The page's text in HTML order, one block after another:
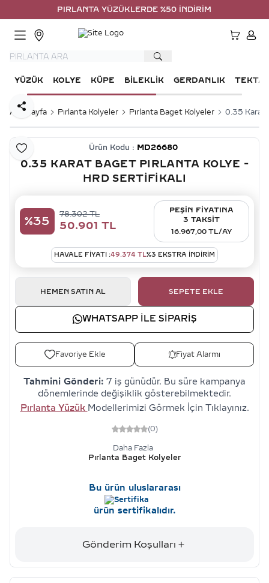
PIRLANTA YÜZÜKLERDE %50 İNDİRİM
YÜZÜK KOLYE KÜPE BILEKLIK GERDANLIK TEKTAŞ
Ana Sayfa Pırlanta Kolyeler Pırlanta Baget Kolyeler 0.35 Karat
Favoriye Ekle
Paylaş
Ürün Kodu : MD26680
0.35 KARAT BAGET PIRLANTA KOLYE -
HRD SERTIFIKALI
%35
78.302TL
50.901 TL
PEŞİN FİYATINA
3 TAKSİT
16.967,00 TL/AY
HAVALE FIYATI :49.374 TL%3 EKSTRA İNDİRİM
HEMEN SATIN AL SEPETE EKLE
WHATSAPP ILE SIPARIŞ
Favoriye Ekle Fiyat Alarmı
Tahmini Gönderi: 7 iş günüdür. Bu süre kampanya
dönemlerinde değişiklik gösterebilmektedir.
Pırlanta Yüzük Modellerimizi Görmek İçin Tıklayınız.
(0)
Daha Fazla
Pırlanta Baget Kolyeler
Bu ürün uluslararası
ürün sertifikalıdır.
Gönderim Koşulları